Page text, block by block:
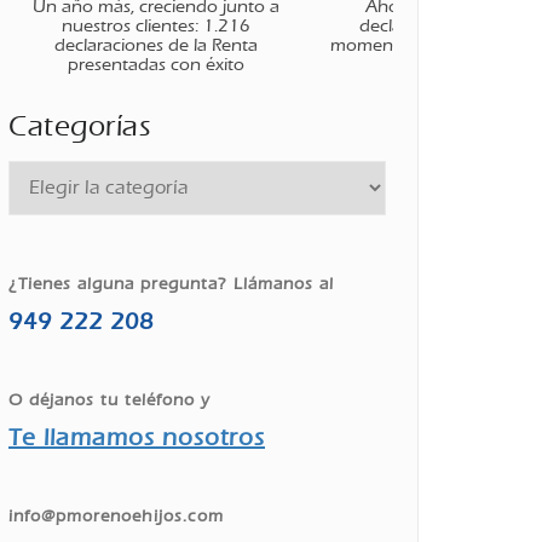
Un año más, creciendo junto a
nuestros clientes: 1.216
declaraciones de la Renta
presentadas con éxito
Ahora que ha
declaración de la
momento de planificar
Categorías
¿Tienes alguna pregunta? Llámanos al
949 222 208
O déjanos tu teléfono y
Te llamamos nosotros
info@pmorenoehijos.com